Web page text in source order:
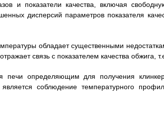
и показатели качества, включая
дисперсий параметров показателя
обладает существенными
связь с показателем качества обжига,
определяющим для получения
является соблюдение температурного